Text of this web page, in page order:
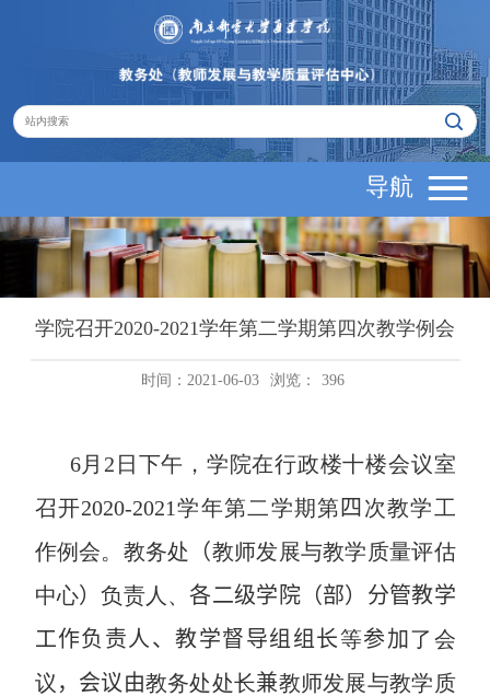
导航
学院召开2020-2021学年第二学期第四次教学例会
时间：2021-06-03 浏览： 396
6月 2 日下午，学院在行政楼十楼会议室
召开2020-2021学年第二学期第 四 次教学工
作例会。教务处
（教师发展与教学质量评估
中心）负责人、各二级学院（部）分管教学
工作负责人、教学督导组组长等参加了会
议 ，会议由教务处处长兼教师发展与教学质